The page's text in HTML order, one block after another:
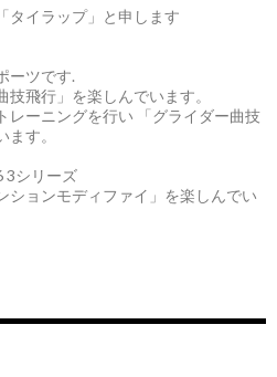
タイラップ」と申します
ーツです.
飛行」を楽しんでいます。
レーニングを行い 「グライダー曲技
す。
3シリーズ
ションモディファイ」を楽しんでい